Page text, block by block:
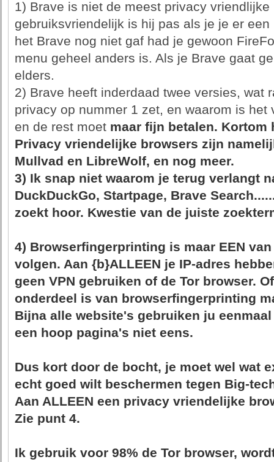
1) Brave is niet de meest privacy vriendlijke
gebruiksvriendelijk is hij pas als je je er
het Brave nog niet gaf had je gewoon
menu geheel anders is. Als je Brave gaat
elders.
2) Brave heeft inderdaad twee versies, wat
privacy op nummer 1 zet, en waarom is
en de rest moet maar fijn betalen. Kortom
Privacy vriendelijke browsers zijn
Mullvad en LibreWolf, en nog meer.
3) Ik snap niet waarom je terug verlangt
DuckDuckGo, Startpage, Brave
zoekt hoor. Kwestie van de juiste
4) Browserfingerprinting is maar EEN
volgen. Aan {b}ALLEEN je IP-adres
geen VPN gebruiken of de Tor browser.
onderdeel is van browserfingerprinting
Bijna alle website's gebruiken ju
een hoop pagina's niet eens.
Dus kort door de bocht, je moet wel wat
echt goed wilt beschermen tegen Big-
Aan ALLEEN een privacy vriendelijke
Zie punt 4.
Ik gebruik voor 98% de Tor browser,